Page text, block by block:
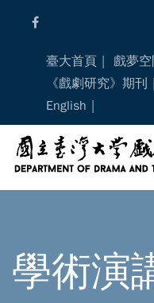
臺大首頁 戲夢
《戲劇研究》期刊
English
學術演